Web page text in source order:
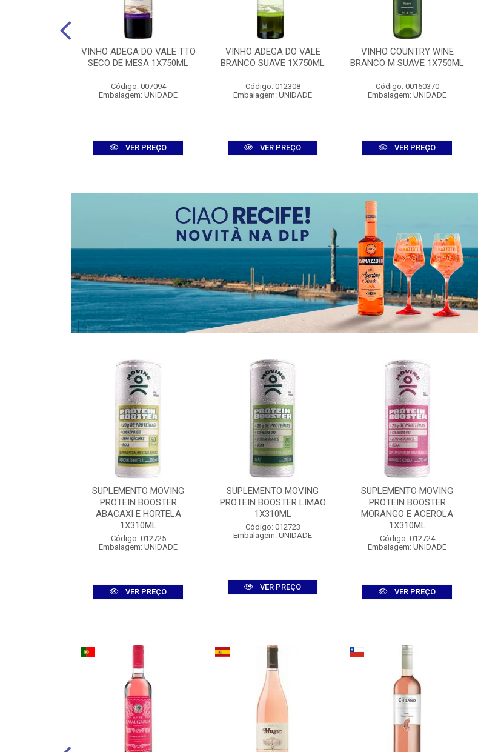
VINHO ADEGA DO VALE TTO
SECO DE MESA 1X750ML
Código: 007094
Embalagem: UNIDADE
VER PREÇO
VINHO ADEGA DO VALE
BRANCO SUAVE 1X750ML
Código: 012308
Embalagem: UNIDADE
VER PREÇO
VINHO COUNTRY WINE
BRANCO M SUAVE 1X750ML
Código: 00160370
Embalagem: UNIDADE
VER PREÇO
SUPLEMENTO MOVING
PROTEIN BOOSTER
ABACAXI E HORTELA
1X310ML
Código: 012725
Embalagem: UNIDADE
VER PREÇO
SUPLEMENTO MOVING
PROTEIN BOOSTER LIMAO
1X310ML
Código: 012723
Embalagem: UNIDADE
VER PREÇO
SUPLEMENTO MOVING
PROTEIN BOOSTER
MORANGO E ACEROLA
1X310ML
Código: 012724
Embalagem: UNIDADE
VER PREÇO